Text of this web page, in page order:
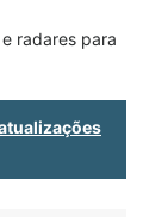
radares para